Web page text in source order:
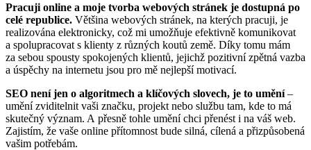
Pracuji online a moje tvorba webových stránek je dostupná po
celé republice. Většina webových stránek, na kterých pracuji, je
realizována elektronicky, což mi umožňuje efektivně komunikovat
a spolupracovat s klienty z různých koutů země. Díky tomu mám
za sebou spousty spokojených klientů, jejichž pozitivní zpětná vazba
a úspěchy na internetu jsou pro mě nejlepší motivací.
SEO není jen o algoritmech a klíčových slovech, je to umění–
umění zviditelnit vaši značku, projekt nebo službu tam, kde to má
skutečný význam. A přesně tohle umění chci přenést i na váš web.
Zajistím, že vaše online přítomnost bude silná, cílená a přizpůsobená
vašim potřebám.